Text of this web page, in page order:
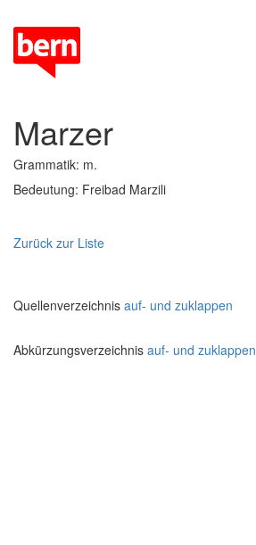
Marzer
Grammatik: m.
Bedeutung: Freibad Marzili
Zurück zur Liste
Quellenverzeichnis auf- und zuklappen
Abkürzungsverzeichnis auf- und zuklappen